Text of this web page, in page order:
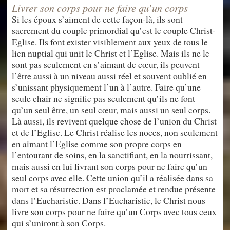
Livrer son corps pour ne faire qu’un corps
Si les époux s’aiment de cette façon-là, ils sont
sacrement du couple primordial qu’est le couple Christ-
Eglise. Ils font exister visiblement aux yeux de tous le
lien nuptial qui unit le Christ et l’Eglise. Mais ils ne le
sont pas seulement en s’aimant de cœur, ils peuvent
l’être aussi à un niveau aussi réel et souvent oublié en
s’unissant physiquement l’un à l’autre. Faire qu’une
seule chair ne signifie pas seulement qu’ils ne font
qu’un seul être, un seul cœur, mais aussi un seul corps.
Là aussi, ils revivent quelque chose de l’union du Christ
et de l’Eglise. Le Christ réalise les noces, non seulement
en aimant l’Eglise comme son propre corps en
l’entourant de soins, en la sanctifiant, en la nourrissant,
mais aussi en lui livrant son corps pour ne faire qu’un
seul corps avec elle. Cette union qu’il a réalisée dans sa
mort et sa résurrection est proclamée et rendue présente
dans l’Eucharistie. Dans l’Eucharistie, le Christ nous
livre son corps pour ne faire qu’un Corps avec tous ceux
qui s’uniront à son Corps.